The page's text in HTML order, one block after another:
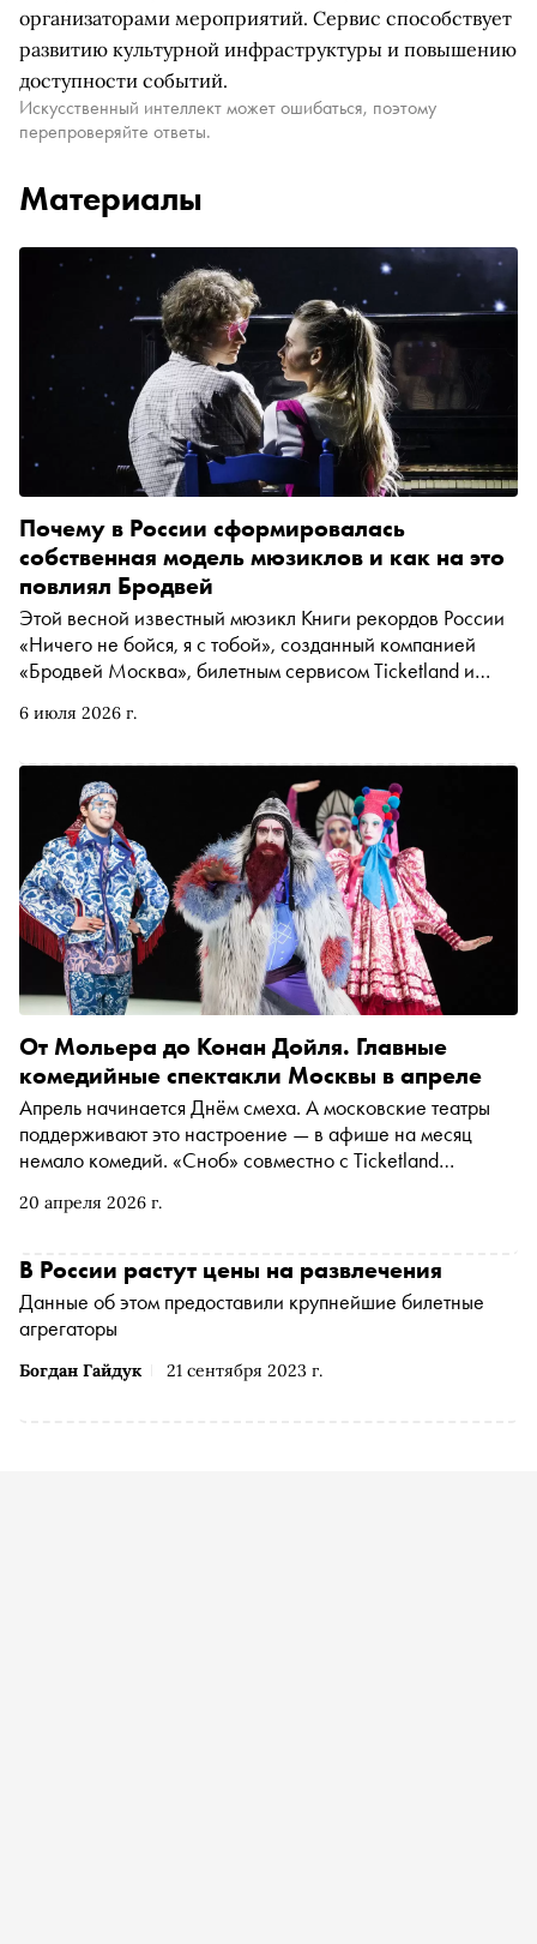
организаторами мероприятий. Сервис способствует
развитию культурной инфраструктуры и повышению
доступности событий.
Искусственный интеллект может ошибаться, поэтому
перепроверяйте ответы.
Материалы
6 июля 2026 г.
Почему в России сформировалась
собственная модель мюзиклов и как на это
повлиял Бродвей
Этой весной известный мюзикл Книги рекордов России
«Ничего не бойся, я с тобой», созданный компанией
«Бродвей Москва», билетным сервисом Ticketland и
конца лета. Это не просто возвращение успешного
постановок в России может формироваться повторный
спрос после завершения первого прокатного цикла. Что
это значит для будущего рынка мюзиклов и какая модель
сформировалась в России, рассказал Дмитрий Зорихин,
генеральный директор МТС Live
20 апреля 2026 г.
От Мольера до Конан Дойля. Главные
комедийные спектакли Москвы в апреле
Апрель начинается Днём смеха. А московские театры
поддерживают это настроение — в афише на месяц
немало комедий. «Сноб» совместно с Ticketland
чтобы посмеяться от души
Богдан Гайдук 21 сентября 2023 г.
В России растут цены на развлечения
Данные об этом предоставили крупнейшие билетные
агрегаторы